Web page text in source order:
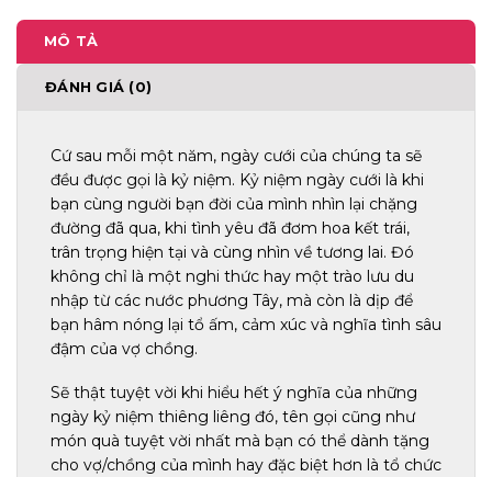
MÔ TẢ
ĐÁNH GIÁ (0)
Cứ sau mỗi một năm, ngày cưới của chúng ta sẽ
đều được gọi là kỷ niệm. Kỷ niệm ngày cưới là khi
bạn cùng người bạn đời của mình nhìn lại chặng
đường đã qua, khi tình yêu đã đơm hoa kết trái,
trân trọng hiện tại và cùng nhìn về tương lai. Đó
không chỉ là một nghi thức hay một trào lưu du
nhập từ các nước phương Tây, mà còn là dịp để
bạn hâm nóng lại tổ ấm, cảm xúc và nghĩa tình sâu
đậm của vợ chồng.
Sẽ thật tuyệt vời khi hiểu hết ý nghĩa của những
ngày kỷ niệm thiêng liêng đó, tên gọi cũng như
món quà tuyệt vời nhất mà bạn có thể dành tặng
cho vợ/chồng của mình hay đặc biệt hơn là tổ chức